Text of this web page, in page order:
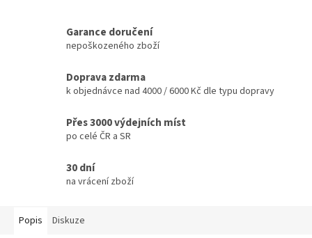
Garance doručení
nepoškozeného zboží
Doprava zdarma
k objednávce nad 4000 / 6000 Kč dle typu dopravy
Přes 3000 výdejních míst
po celé ČR a SR
30 dní
na vrácení zboží
Popis Diskuze